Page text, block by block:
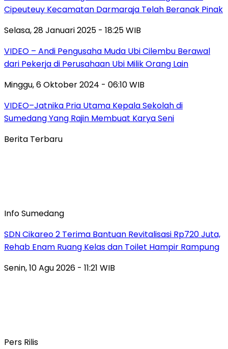
Cipeuteuy Kecamatan Darmaraja Telah Beranak Pinak
Selasa, 28 Januari 2025 - 18:25 WIB
VIDEO – Andi Pengusaha Muda Ubi Cilembu Berawal
dari Pekerja di Perusahaan Ubi Milik Orang Lain
Minggu, 6 Oktober 2024 - 06:10 WIB
VIDEO–Jatnika Pria Utama Kepala Sekolah di
Sumedang Yang Rajin Membuat Karya Seni
Berita Terbaru
Info Sumedang
SDN Cikareo 2 Terima Bantuan Revitalisasi Rp720 Juta,
Rehab Enam Ruang Kelas dan Toilet Hampir Rampung
Senin, 10 Agu 2026 - 11:21 WIB
Pers Rilis